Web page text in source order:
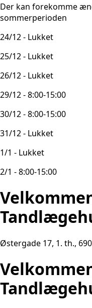
Der kan forekomme
sommerperioden
24/12 - Lukket
25/12 - Lukket
26/12 - Lukket
29/12 - 8:00-15:00
30/12 - 8:00-15:00
31/12 - Lukket
1/1 - Lukket
2/1 - 8:00-15:00
Østergade 17, 1. th.,